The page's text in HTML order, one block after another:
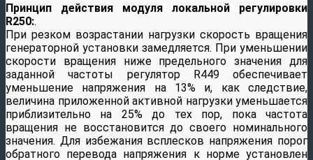
Принцип действия модуля локальной регулировки
R250:.
При резком возрастании нагрузки скорость вращения
генераторной установки замедляется. При уменьшении
скорости вращения ниже предельного значения для
заданной частоты регулятор R449 обеспечивает
уменьшение напряжения на 13% и, как следствие,
величина приложенной активной нагрузки уменьшается
приблизительно на 25% до тех пор, пока частота
вращения не восстановится до своего номинального
значения. Для избежания всплесков напряжения порог
обратного перевода напряжения к норме установлен